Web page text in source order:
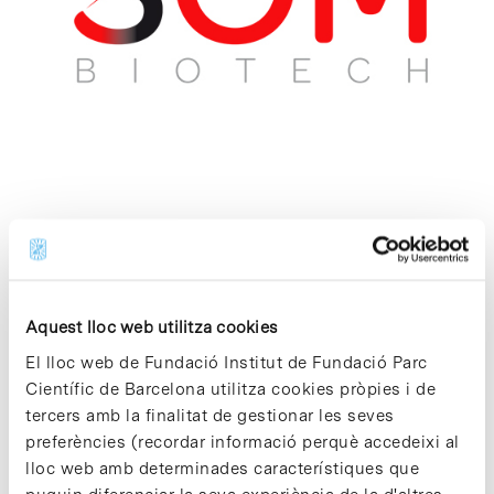
Aquest lloc web utilitza cookies
El lloc web de Fundació Institut de Fundació Parc
Científic de Barcelona utilitza cookies pròpies i de
tercers amb la finalitat de gestionar les seves
preferències (recordar informació perquè accedeixi al
lloc web amb determinades característiques que
Biotecnologia - Terapèutic i Diagnòstic
SOM Biotech és una empresa biofarmacèutica
que té com a missió la recerca, identificació,
demostració experimental, protecció
intel·lectual i llicència de noves aplicacions i
indicacions mèdiques de fàrmacs
comercialitzats. Aquesta activitat és coneguda